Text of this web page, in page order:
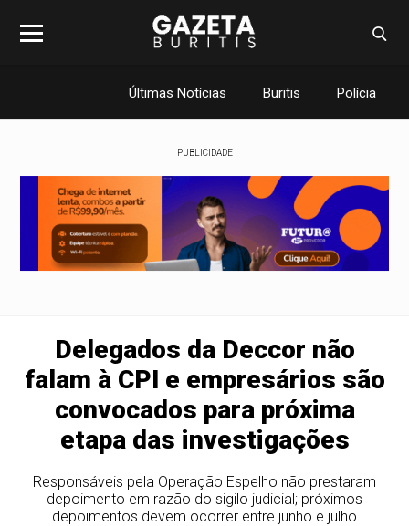
Últimas Notícias Buritis Polícia
PUBLICIDADE
Delegados da Deccor não
falam à CPI e empresários são
convocados para próxima
etapa das investigações
Responsáveis pela Operação Espelho não prestaram
depoimento em razão do sigilo judicial; próximos
depoimentos devem ocorrer entre junho e julho